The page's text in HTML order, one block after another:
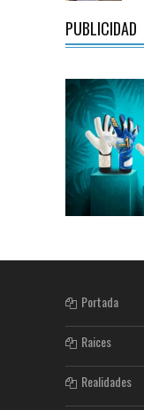
PUBLICIDAD
Portada
Raices
Realidades